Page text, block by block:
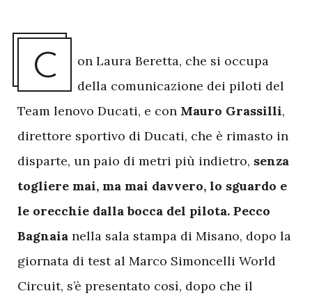
C
on Laura Beretta, che si occupa
della comunicazione dei piloti del
Team lenovo Ducati, e con Mauro Grassilli,
direttore sportivo di Ducati, che è rimasto in
disparte, un paio di metri più indietro, senza
togliere mai, ma mai davvero, lo sguardo e
le orecchie dalla bocca del pilota. Pecco
Bagnaia nella sala stampa di Misano, dopo la
giornata di test al Marco Simoncelli World
Circuit, s’è presentato così, dopo che il